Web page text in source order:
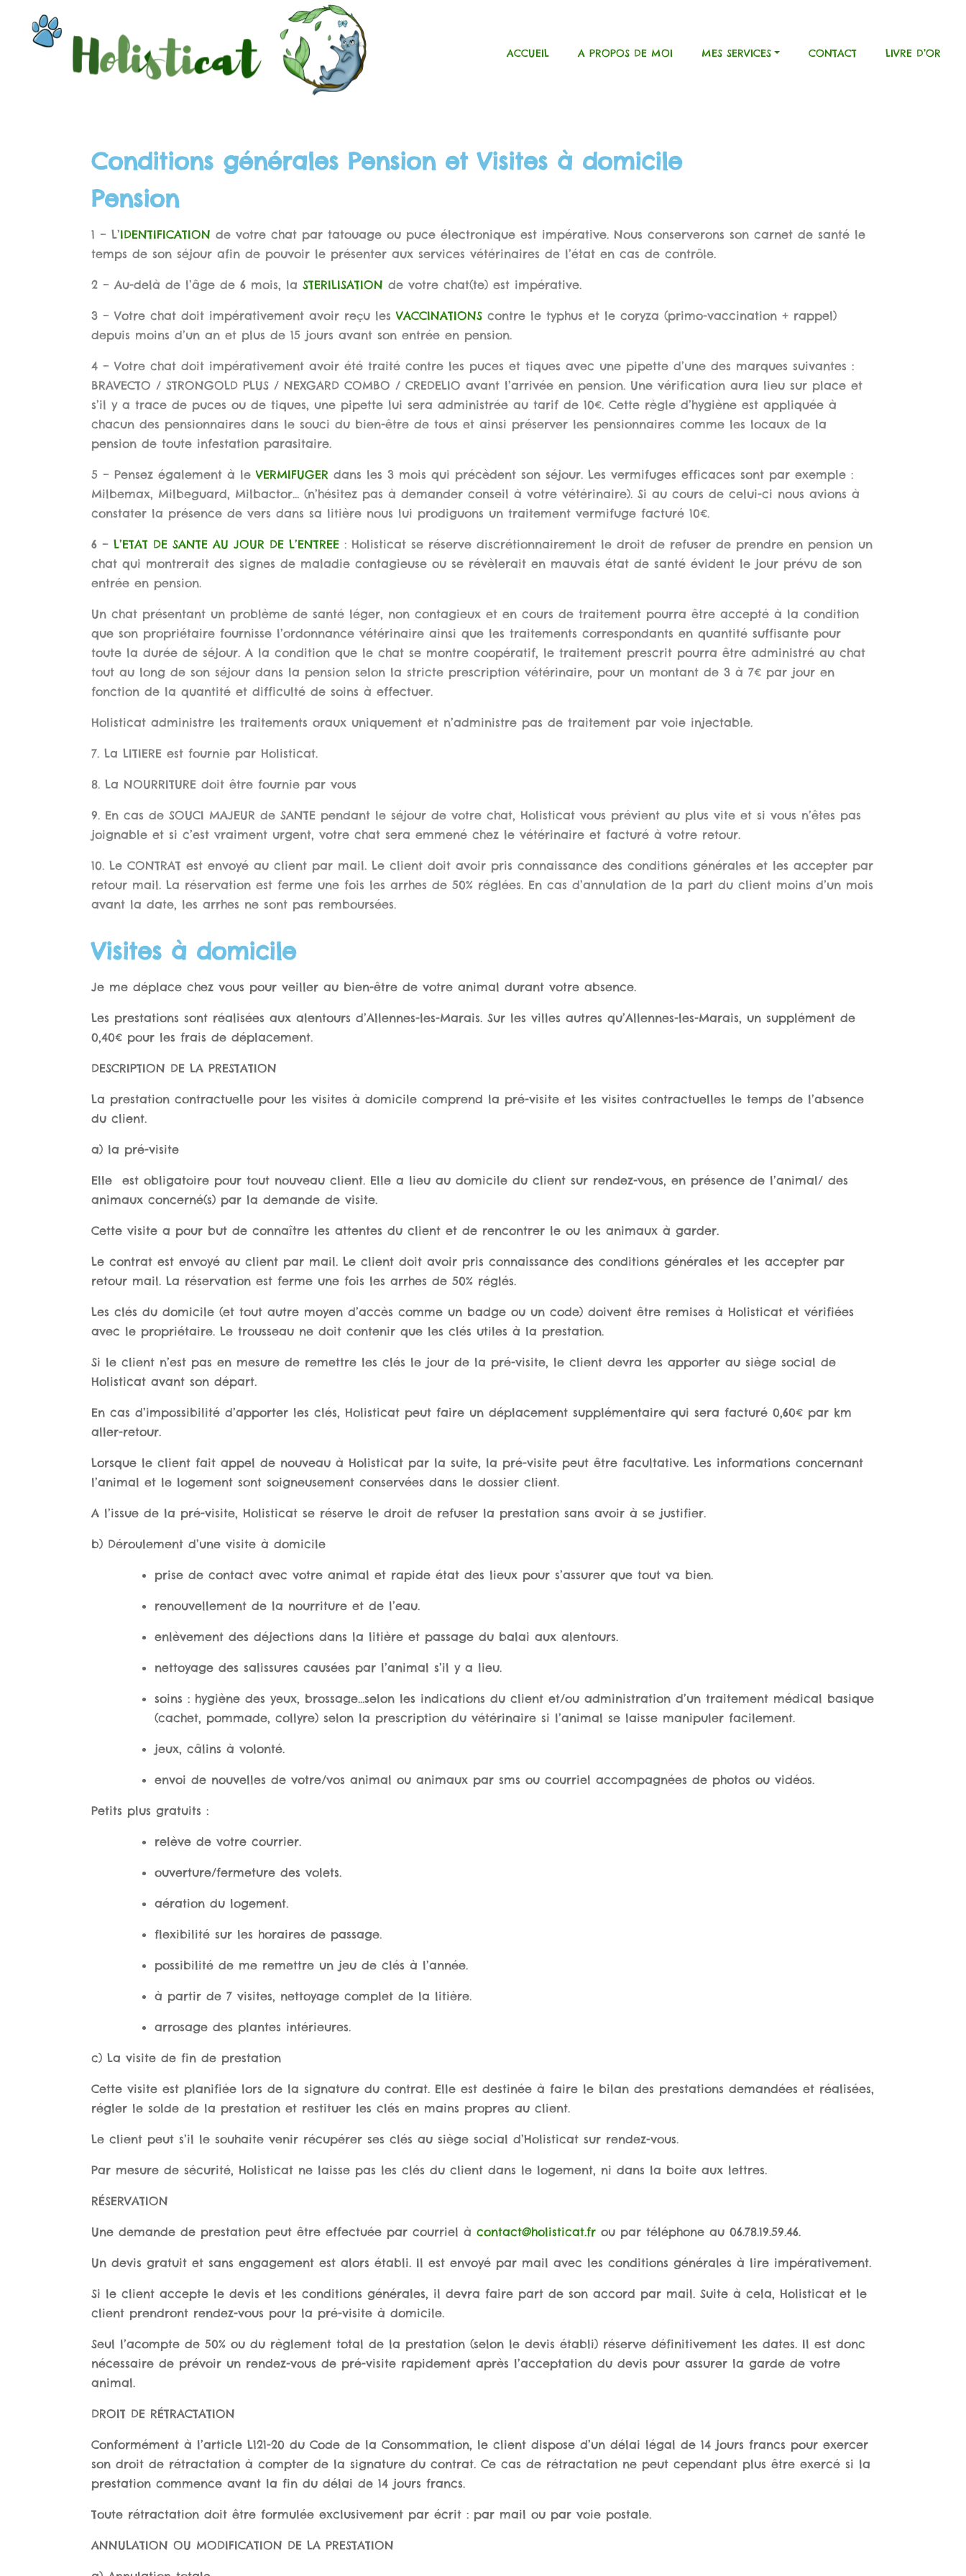
ACCUEIL A PROPOS DE MOI MES SERVICES CONTACT LIVRE D’OR
Conditions générales Pension et Visites à domicile
Pension
1 – L’IDENTIFICATION de votre chat par tatouage ou puce électronique est impérative. Nous conserverons son carnet de santé le
temps de son séjour afin de pouvoir le présenter aux services vétérinaires de l’état en cas de contrôle.
2 – Au-delà de l’âge de 6 mois, la STERILISATION de votre chat(te) est impérative.
3 – Votre chat doit impérativement avoir reçu lesVACCINATIONS contre le typhus et le coryza (primo-vaccination + rappel)
depuis moins d’un an et plus de 15 jours avant son entrée en pension.
4 – Votre chat doit impérativement avoir été traité contre les puces et tiques avec une pipette d’une des marques suivantes :
BRAVECTO / STRONGOLD PLUS / NEXGARD COMBO / CREDELIO avant l’arrivée en pension. Une vérification aura lieu sur place et
s’il y a trace de puces ou de tiques, une pipette lui sera administrée au tarif de 10€. Cette règle d’hygiène est appliquée à
chacun des pensionnaires dans le souci du bien-être de tous et ainsi préserver les pensionnaires comme les locaux de la
pension de toute infestation parasitaire.
5 – Pensez également à leVERMIFUGER dans les 3 mois qui précèdent son séjour. Les vermifuges efficaces sont par exemple :
Milbemax, Milbeguard, Milbactor… (n’hésitez pas à demander conseil à votre vétérinaire). Si au cours de celui-ci nous avions à
constater la présence de vers dans sa litière nous lui prodiguons un traitement vermifuge facturé 10€.
6 – L’ETAT DE SANTE AU JOUR DE L’ENTREE : Holisticat se réserve discrétionnairement le droit de refuser de prendre en pension un
chat qui montrerait des signes de maladie contagieuse ou se révèlerait en mauvais état de santé évident le jour prévu de son
entrée en pension.
Un chat présentant un problème de santé léger, non contagieux et en cours de traitement pourra être accepté à la condition
que son propriétaire fournisse l’ordonnance vétérinaire ainsi que les traitements correspondants en quantité suffisante pour
toute la durée de séjour. A la condition que le chat se montre coopératif, le traitement prescrit pourra être administré au chat
tout au long de son séjour dans la pension selon la stricte prescription vétérinaire, pour un montant de 3 à 7€ par jour en
fonction de la quantité et difficulté de soins à effectuer.
Holisticat administre les traitements oraux uniquement et n’administre pas de traitement par voie injectable.
7. La LITIERE est fournie par Holisticat.
8. La NOURRITURE doit être fournie par vous
9. En cas de SOUCI MAJEUR de SANTE pendant le séjour de votre chat, Holisticat vous prévient au plus vite et si vous n’êtes pas
joignable et si c’est vraiment urgent, votre chat sera emmené chez le vétérinaire et facturé à votre retour.
10. Le CONTRAT est envoyé au client par mail. Le client doit avoir pris connaissance des conditions générales et les accepter par
retour mail. La réservation est ferme une fois les arrhes de 50% réglées. En cas d’annulation de la part du client moins d’un mois
avant la date, les arrhes ne sont pas remboursées.
Visites à domicile
Je me déplace chez vous pour veiller au bien-être de votre animal durant votre absence.
Les prestations sont réalisées aux alentours d’Allennes-les-Marais. Sur les villes autres qu’Allennes-les-Marais, un supplément de
0,40€ pour les frais de déplacement.
DESCRIPTION DE LA PRESTATION
La prestation contractuelle pour les visites à domicile comprend la pré-visite et les visites contractuelles le temps de l’absence
du client.
a) la pré-visite
Elle est obligatoire pour tout nouveau client. Elle a lieu au domicile du client sur rendez-vous, en présence de l’animal/ des
animaux concerné(s) par la demande de visite.
Cette visite a pour but de connaître les attentes du client et de rencontrer le ou les animaux à garder.
Le contrat est envoyé au client par mail. Le client doit avoir pris connaissance des conditions générales et les accepter par
retour mail. La réservation est ferme une fois les arrhes de 50% réglés.
Les clés du domicile (et tout autre moyen d’accès comme un badge ou un code) doivent être remises à Holisticat et vérifiées
avec le propriétaire. Le trousseau ne doit contenir que les clés utiles à la prestation.
Si le client n’est pas en mesure de remettre les clés le jour de la pré-visite, le client devra les apporter au siège social de
Holisticat avant son départ.
En cas d’impossibilité d’apporter les clés, Holisticat peut faire un déplacement supplémentaire qui sera facturé 0,60€ par km
aller-retour.
Lorsque le client fait appel de nouveau à Holisticat par la suite, la pré-visite peut être facultative. Les informations concernant
l’animal et le logement sont soigneusement conservées dans le dossier client.
A l’issue de la pré-visite, Holisticat se réserve le droit de refuser la prestation sans avoir à se justifier.
b) Déroulement d’une visite à domicile
prise de contact avec votre animal et rapide état des lieux pour s’assurer que tout va bien.
renouvellement de la nourriture et de l’eau.
enlèvement des déjections dans la litière et passage du balai aux alentours.
nettoyage des salissures causées par l’animal s’il y a lieu.
soins : hygiène des yeux, brossage…selon les indications du client et/ou administration d’un traitement médical basique
(cachet, pommade, collyre) selon la prescription du vétérinaire si l’animal se laisse manipuler facilement.
jeux, câlins à volonté.
envoi de nouvelles de votre/vos animal ou animaux par sms ou courriel accompagnées de photos ou vidéos.
Petits plus gratuits :
relève de votre courrier.
ouverture/fermeture des volets.
aération du logement.
flexibilité sur les horaires de passage.
possibilité de me remettre un jeu de clés à l’année.
à partir de 7 visites, nettoyage complet de la litière.
arrosage des plantes intérieures.
c) La visite de fin de prestation
Cette visite est planifiée lors de la signature du contrat. Elle est destinée à faire le bilan des prestations demandées et réalisées,
régler le solde de la prestation et restituer les clés en mains propres au client.
Le client peut s’il le souhaite venir récupérer ses clés au siège social d’Holisticat sur rendez-vous.
Par mesure de sécurité, Holisticat ne laisse pas les clés du client dans le logement, ni dans la boite aux lettres.
RÉSERVATION
Une demande de prestation peut être effectuée par courriel à contact@holisticat.fr ou par téléphone au 06.78.19.59.46.
Un devis gratuit et sans engagement est alors établi. Il est envoyé par mail avec les conditions générales à lire impérativement.
Si le client accepte le devis et les conditions générales, il devra faire part de son accord par mail. Suite à cela, Holisticat et le
client prendront rendez-vous pour la pré-visite à domicile.
Seul l’acompte de 50% ou du règlement total de la prestation (selon le devis établi) réserve définitivement les dates. Il est donc
nécessaire de prévoir un rendez-vous de pré-visite rapidement après l’acceptation du devis pour assurer la garde de votre
animal.
DROIT DE RÉTRACTATION
Conformément à l’article L121-20 du Code de la Consommation, le client dispose d’un délai légal de 14 jours francs pour exercer
son droit de rétractation à compter de la signature du contrat. Ce cas de rétractation ne peut cependant plus être exercé si la
prestation commence avant la fin du délai de 14 jours francs.
Toute rétractation doit être formulée exclusivement par écrit : par mail ou par voie postale.
ANNULATION OU MODIFICATION DE LA PRESTATION